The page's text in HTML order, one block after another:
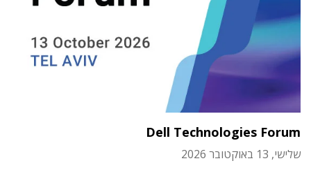
Dell Technologies Forum
שלישי, 13 באוקטובר 2026